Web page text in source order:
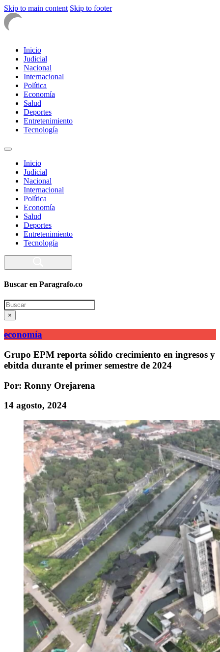
Skip to main content Skip to footer
Inicio
Judicial
Nacional
Internacional
Política
Economía
Salud
Deportes
Entretenimiento
Tecnología
Inicio
Judicial
Nacional
Internacional
Política
Economía
Salud
Deportes
Entretenimiento
Tecnología
Buscar en Paragrafo.co
Search
×
economía
Grupo EPM reporta sólido crecimiento en ingresos y
ebitda durante el primer semestre de 2024
Por: Ronny Orejarena
14 agosto, 2024